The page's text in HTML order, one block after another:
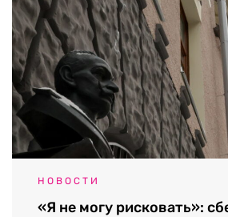
НОВОСТИ
«Я не могу рисковать»: